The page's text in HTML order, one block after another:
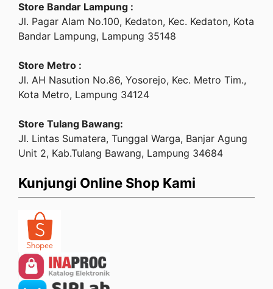
Store Bandar Lampung :
Jl. Pagar Alam No.100, Kedaton, Kec. Kedaton, Kota
Bandar Lampung, Lampung 35148
Store Metro :
Jl. AH Nasution No.86, Yosorejo, Kec. Metro Tim.,
Kota Metro, Lampung 34124
Store Tulang Bawang:
Jl. Lintas Sumatera, Tunggal Warga, Banjar Agung
Unit 2, Kab.Tulang Bawang, Lampung 34684
Kunjungi Online Shop Kami